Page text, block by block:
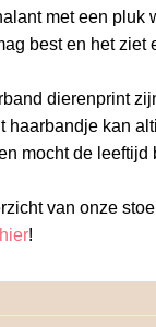
met een pluk
best en het ziet
dierenprint
haarbandje kan
mocht de leeftijd
van onze
hier!